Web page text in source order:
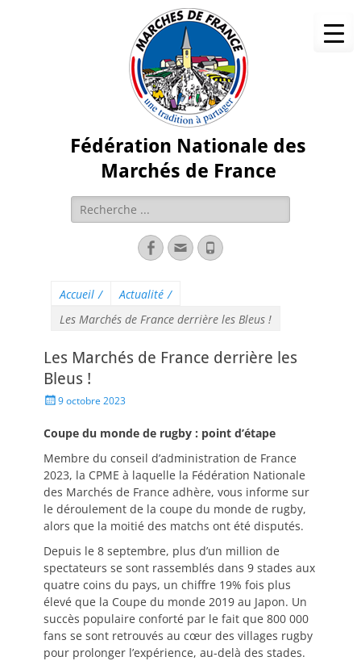
Fédération Nationale des
Marchés de France
Accueil / Actualité /
Les Marchés de France derrière les Bleus !
Les Marchés de France derrière les
Bleus !
9 octobre 2023
Coupe du monde de rugby : point d’étape
Membre du conseil d’administration de France
2023, la CPME à laquelle la Fédération Nationale
des Marchés de France adhère, vous informe sur
le déroulement de la coupe du monde de rugby,
alors que la moitié des matchs ont été disputés.
Depuis le 8 septembre, plus d’un million de
spectateurs se sont rassemblés dans 9 stades aux
quatre coins du pays, un chiffre 19% fois plus
élevé que la Coupe du monde 2019 au Japon. Un
succès populaire conforté par le fait que 800 000
fans se sont retrouvés au cœur des villages rugby
pour prolonger l’expérience, au-delà des stades.